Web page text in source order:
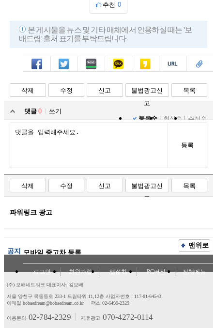
추천 0
본 게시물을 뉴스 및 기타 매체에서 인용하실 때는 '보
배드림' 출처 표기를 부탁드립니다
페북 트윗 밴드 카톡 카스 복사 스크랩
삭제 수정 신고
불법광고신
고
목록
댓글 0
쓰기
등록순
최신순 추천순
등록
삭제 수정 신고
불법광고신
고
목록
파워링크 광고
공지 모바일 중고차 등록
맨위로
로그인 회원가입 앱설치 PC버전 전체메뉴
(주) 보배네트워크 대표이사: 김보배
서울 양천구 목동동로 233-1 드림타워 11,12층 사업자번호 : 117-81-64543
이메일 bobaedream@bobaedream.co.kr
팩스 02-6499-2329
이용문의 02-784-2329 제휴광고 070-4272-0114